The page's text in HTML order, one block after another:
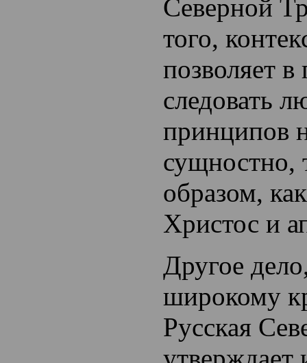
Северной
того,
позволяет в
следовать
принципов
сущностно,
образом,
Христос и
Другое
широкому
Русская